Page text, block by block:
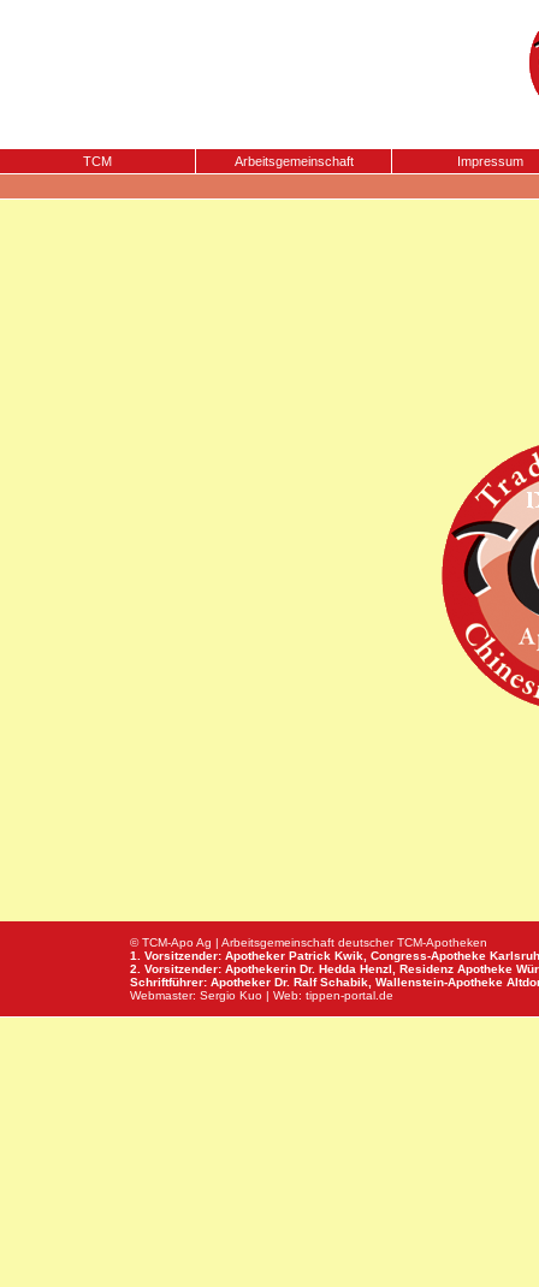
TCM Arbeitsgemeinschaft Impressum
© TCM-Apo Ag | Arbeitsgemeinschaft deutscher TCM-Apotheken
1. Vorsitzender: Apotheker Patrick Kwik, Congress-Apotheke
2. Vorsitzender: Apothekerin Dr. Hedda Henzl, Residenz Apotheke
Schriftführer: Apotheker Dr. Ralf Schabik, Wallenstein-Apotheke
Webmaster: Sergio Kuo | Web: tippen-portal.de